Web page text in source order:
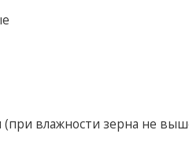
влажности зерна не